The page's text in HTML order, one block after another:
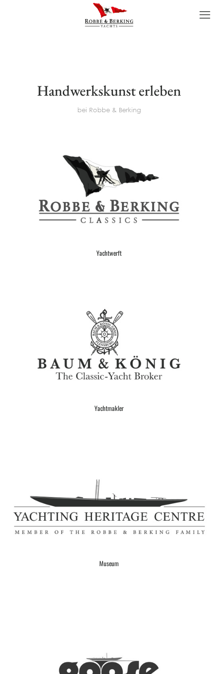
Handwerkskunst erleben
bei Robbe & Berking
Yachtwerft
Yachtmakler
Museum